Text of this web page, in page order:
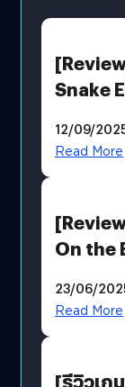
Snake
12/09/
Read More
On the
พันธะสุ
23/06/
Read More
[รีวิวเก